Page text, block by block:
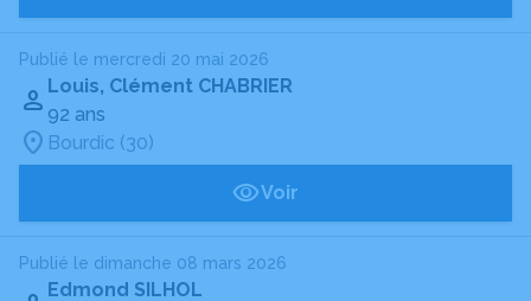
Publié le mercredi 20 mai 2026
Louis, Clément CHABRIER
92 ans
Bourdic (30)
Voir
Publié le dimanche 08 mars 2026
Edmond SILHOL